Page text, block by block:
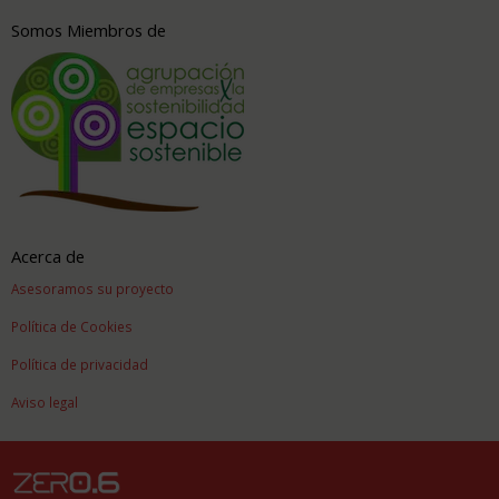
Somos Miembros de
Acerca de
Asesoramos su proyecto
Política de Cookies
Política de privacidad
Aviso legal